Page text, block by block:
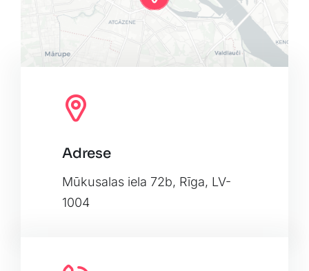
OpenStreetMap, under ODbL.
Adrese
Mūkusalas iela 72b, Rīga, LV-
1004